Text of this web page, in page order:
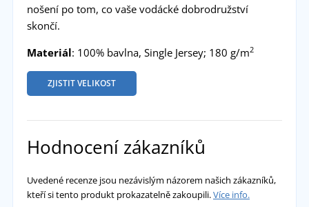
nošení po tom, co vaše vodácké dobrodružství
skončí.
Materiál: 100% bavlna, Single Jersey; 180 g/m2
ZJISTIT VELIKOST
Hodnocení zákazníků
Uvedené recenze jsou nezávislým názorem našich zákazníků,
kteří si tento produkt prokazatelně zakoupili.Více info.